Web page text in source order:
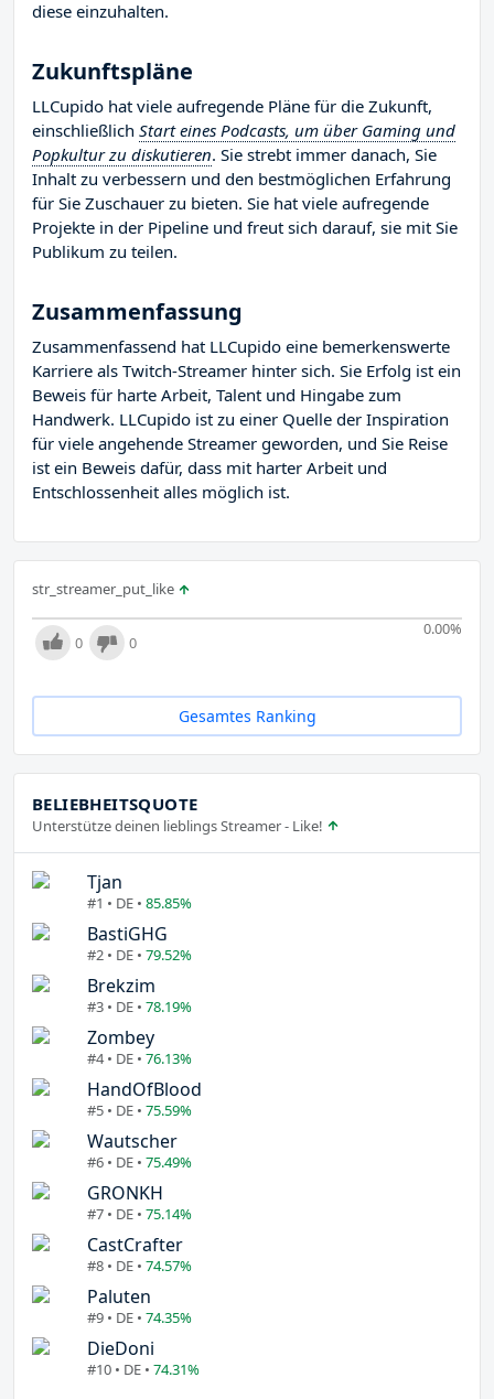
diese einzuhalten.
Zukunftspläne
LLCupido hat viele aufregende Pläne für die Zukunft,
einschließlich Start eines Podcasts, um über Gaming und
Popkultur zu diskutieren. Sie strebt immer danach, Sie
Inhalt zu verbessern und den bestmöglichen Erfahrung
für Sie Zuschauer zu bieten. Sie hat viele aufregende
Projekte in der Pipeline und freut sich darauf, sie mit Sie
Publikum zu teilen.
Zusammenfassung
Zusammenfassend hat LLCupido eine bemerkenswerte
Karriere als Twitch-Streamer hinter sich. Sie Erfolg ist ein
Beweis für harte Arbeit, Talent und Hingabe zum
Handwerk. LLCupido ist zu einer Quelle der Inspiration
für viele angehende Streamer geworden, und Sie Reise
ist ein Beweis dafür, dass mit harter Arbeit und
Entschlossenheit alles möglich ist.
str_streamer_put_like
0.00%
0 0
Gesamtes Ranking
BELIEBHEITSQUOTE
Unterstütze deinen lieblings Streamer - Like!
Tjan
#1 • DE • 85.85%
BastiGHG
#2 • DE • 79.52%
Brekzim
#3 • DE • 78.19%
Zombey
#4 • DE • 76.13%
HandOfBlood
#5 • DE • 75.59%
Wautscher
#6 • DE • 75.49%
GRONKH
#7 • DE • 75.14%
CastCrafter
#8 • DE • 74.57%
Paluten
#9 • DE • 74.35%
DieDoni
#10 • DE • 74.31%